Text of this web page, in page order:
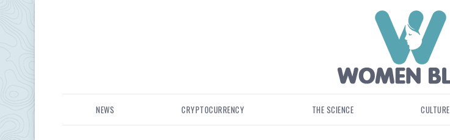
NEWS CRYPTOCURRENCY THE SCIENCE CULTURE